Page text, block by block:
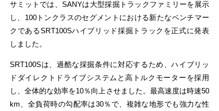
サミットでは、SANYは大型採掘トラックファミリーを展示
し、100トンクラスのセグメントにおける新たなベンチマー
クであるSRT100Sハイブリッド採掘トラックを正式に発表
しました。
SRT100Sは、過酷な採掘条件に対応するため、ハイブリッ
ドダイレクトドライブシステムと高トルクモーターを採用
し、全体的な効率を10％向上させました。最高速度は時速50
km、全負荷時の勾配率は30％で、複雑な地形でも強力な性